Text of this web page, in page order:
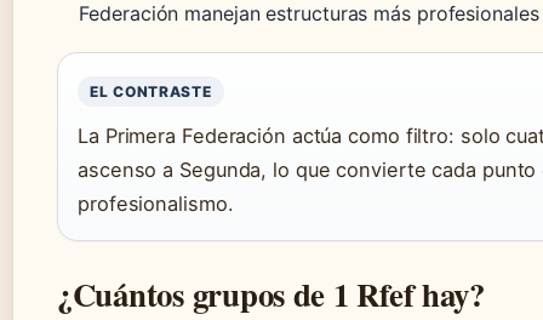
Federación manejan estructuras más
EL CONTRASTE
La Primera Federación actúa como filtro: solo
ascenso a Segunda, lo que convierte cada
profesionalismo.
¿Cuántos grupos de 1 Rfef hay?